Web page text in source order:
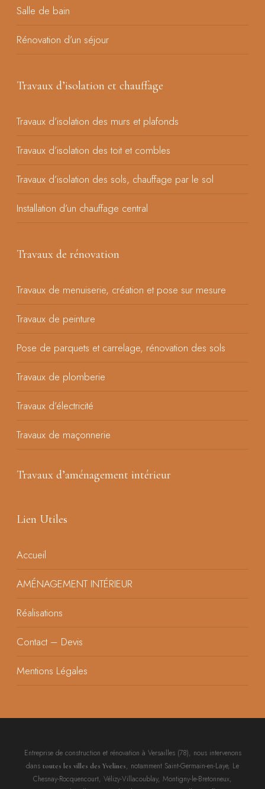
Salle de bain
Rénovation d’un séjour
Travaux d’isolation et chauffage
Travaux d’isolation des murs et plafonds
Travaux d’isolation des toit et combles
Travaux d’isolation des sols, chauffage par le sol
Installation d’un chauffage central
Travaux de rénovation
Travaux de menuiserie, création et pose sur mesure
Travaux de peinture
Pose de parquets et carrelage, rénovation des sols
Travaux de plomberie
Travaux d’électricité
Travaux de maçonnerie
Travaux d’aménagement intérieur
Lien Utiles
Accueil
AMÉNAGEMENT INTÉRIEUR
Réalisations
Contact – Devis
Mentions Légales
Entreprise de construction et rénovation à Versailles (78), nous intervenons
dans toutes les villes des Yvelines, notamment Saint-Germain-en-Laye, Le
Chesnay-Rocquencourt, Vélizy-Villacoublay, Montigny-le-Bretonneux,